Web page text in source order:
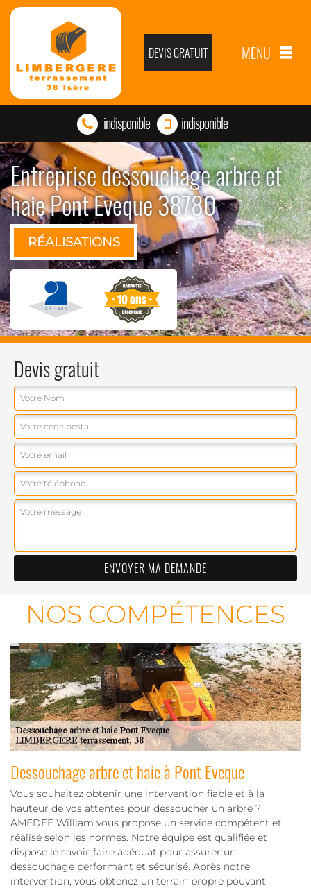
DEVIS GRATUIT MENU
indisponible indisponible
Entreprise dessouchage arbre et
haie Pont Eveque 38780
RÉALISATIONS
Devis gratuit
NOS COMPÉTENCES
Dessouchage arbre et haie à Pont Eveque
Vous souhaitez obtenir une intervention fiable et à la
hauteur de vos attentes pour dessoucher un arbre ?
AMEDEE William vous propose un service compétent et
réalisé selon les normes. Notre équipe est qualifiée et
dispose le savoir-faire adéquat pour assurer un
dessouchage performant et sécurisé. Après notre
intervention, vous obtenez un terrain propre pouvant